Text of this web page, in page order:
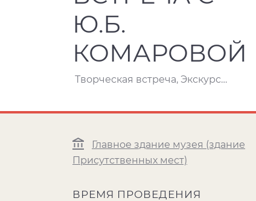
Ю.Б.
КОМАРОВОЙ
Творческая встреча, Экскурсия
Главное здание музея (здание
Присутственных мест)
ВРЕМЯ ПРОВЕДЕНИЯ